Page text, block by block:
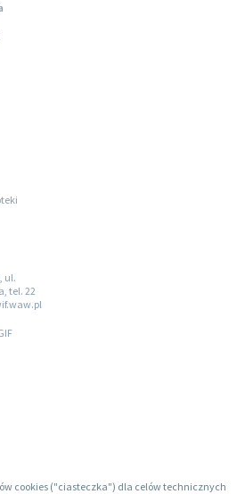
ul.
tel. 22
cookies ("ciasteczka") dla celów technicznych